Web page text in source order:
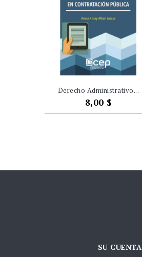
Derecho Administrativo...
Precio
8,00 $
SU CUENTA